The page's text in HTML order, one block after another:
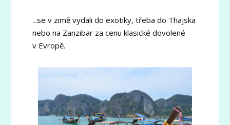
...se v zimě vydali do exotiky, třeba do Thajska
nebo na Zanzibar za cenu klasické dovolené
v Evropě.